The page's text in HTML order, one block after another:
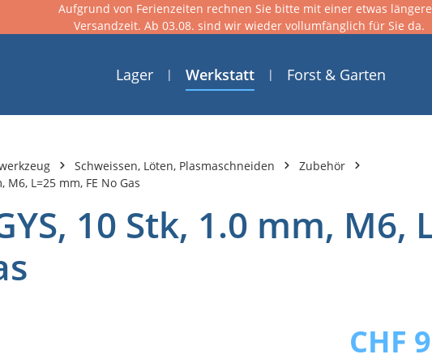
Aufgrund von Ferienzeiten rechnen Sie bitte mit einer etwas
Versandzeit. Ab 03.08. sind wir wieder vollumfänglich für Sie da.
Lager Werkstatt Forst & Garten
Schweissen, Löten, Plasmaschneiden
Zubehör
M6, L=25 mm, FE No Gas
10 Stk, 1.0 mm, M6,
CHF